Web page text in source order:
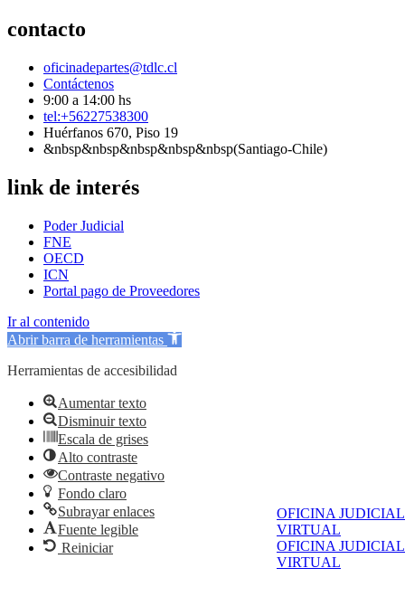
OFICINA JUDICIAL
VIRTUAL
OFICINA JUDICIAL
VIRTUAL
contacto
oficinadepartes@tdlc.cl
Contáctenos
9:00 a 14:00 hs
tel:+56227538300
Huérfanos 670, Piso 19
&nbsp&nbsp&nbsp&nbsp&nbsp(Santiago-Chile)
link de interés
Poder Judicial
FNE
OECD
ICN
Portal pago de Proveedores
Ir al contenido
Abrir barra de herramientas
Herramientas de accesibilidad
Aumentar texto
Disminuir texto
Escala de grises
Alto contraste
Contraste negativo
Fondo claro
Subrayar enlaces
Fuente legible
Reiniciar